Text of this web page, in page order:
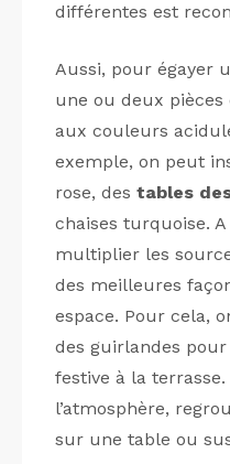
différentes est
Aussi, pour égayer
une ou deux
aux couleurs
exemple, on peut
rose, des tables
chaises turquoise.
multiplier les
des meilleures
espace. Pour cela,
des guirlandes
festive à la
l’atmosphère,
sur une table ou